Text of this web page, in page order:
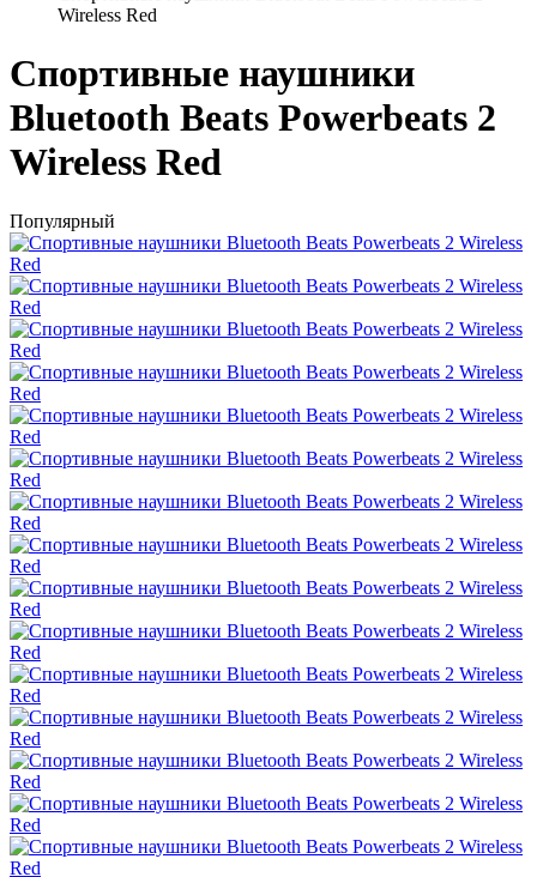
Wireless Red
Спортивные наушники
Bluetooth Beats Powerbeats 2
Wireless Red
Популярный